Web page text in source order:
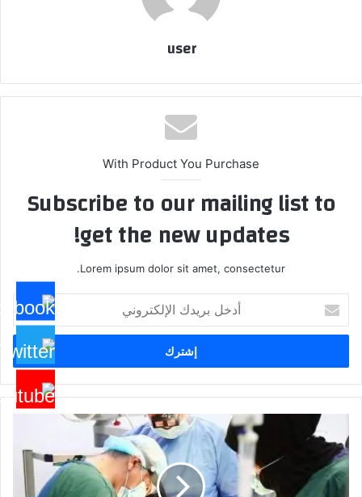
user
With Product You Purchase
Subscribe to our mailing list to
get the new updates!
Lorem ipsum dolor sit amet, consectetur.
بريدك
الإلكتروني
الرصافة
:برعاية
مدير
عام